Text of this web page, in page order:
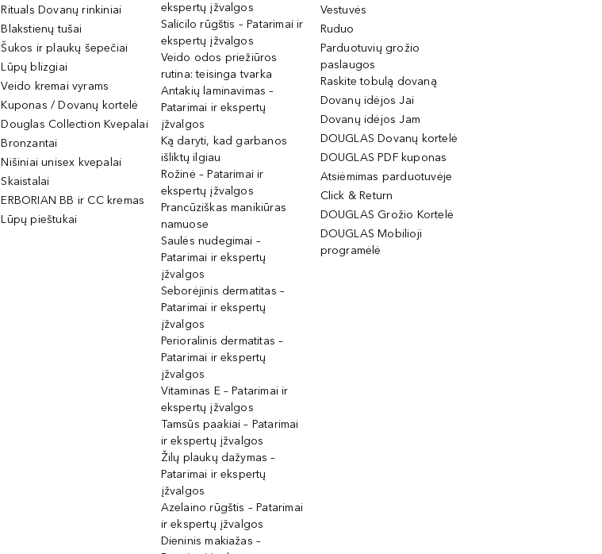
Rituals Dovanų rinkiniai
Blakstienų tušai
Šukos ir plaukų šepečiai
Lūpų blizgiai
Veido kremai vyrams
Kuponas / Dovanų kortelė
Douglas Collection Kvepalai
Bronzantai
Nišiniai unisex kvepalai
Skaistalai
ERBORIAN BB ir CC kremas
Lūpų pieštukai
ekspertų įžvalgos
Salicilo rūgštis – Patarimai ir
ekspertų įžvalgos
Veido odos priežiūros
rutina: teisinga tvarka
Antakių laminavimas –
Patarimai ir ekspertų
įžvalgos
Ką daryti, kad garbanos
išliktų ilgiau
Rožinė – Patarimai ir
ekspertų įžvalgos
Prancūziškas manikiūras
namuose
Saulės nudegimai –
Patarimai ir ekspertų
įžvalgos
Seborėjinis dermatitas –
Patarimai ir ekspertų
įžvalgos
Perioralinis dermatitas –
Patarimai ir ekspertų
įžvalgos
Vitaminas E – Patarimai ir
ekspertų įžvalgos
Tamsūs paakiai – Patarimai
ir ekspertų įžvalgos
Žilų plaukų dažymas –
Patarimai ir ekspertų
įžvalgos
Azelaino rūgštis – Patarimai
ir ekspertų įžvalgos
Dieninis makiažas –
Vestuvės
Ruduo
Parduotuvių grožio
paslaugos
Raskite tobulą dovaną
Dovanų idėjos Jai
Dovanų idėjos Jam
DOUGLAS Dovanų kortelė
DOUGLAS PDF kuponas
Atsiėmimas parduotuvėje
Click & Return
DOUGLAS Grožio Kortelė
DOUGLAS Mobilioji
programėlė